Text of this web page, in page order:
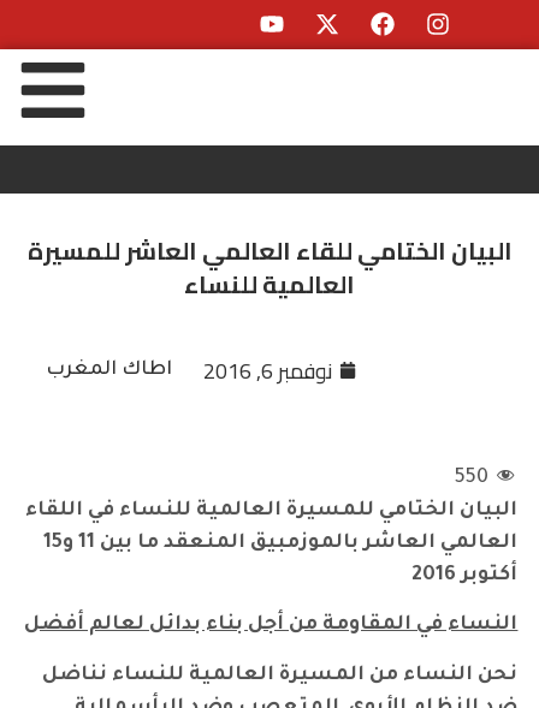
البيان الختامي للقاء العالمي العاشر للمسيرة
العالمية للنساء
اطاك المغرب نوفمبر 6, 2016
550
البيان الختامي للمسيرة العالمية للنساء في اللقاء
العالمي العاشر بالموزمبيق المنعقد ما بين 11 و15
أكتوبر 2016
النساء في المقاومة من أجل بناء بدائل لعالم أفضل
نحن النساء من المسيرة العالمية للنساء نناضل